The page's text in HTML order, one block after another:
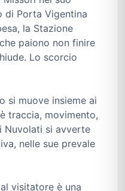
di Porta Vigentina
la Stazione
paiono non finire
Lo scorcio
si muove insieme ai
traccia, movimento,
Nuvolati si avverte
nelle sue prevale
visitatore è una